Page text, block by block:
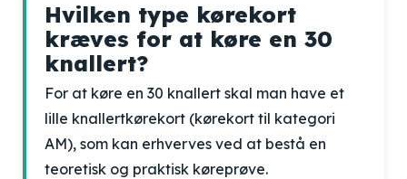
Hvilken type kørekort
kræves for at køre en 30
knallert?
For at køre en 30 knallert skal man have et
lille knallertkørekort (kørekort til kategori
AM), som kan erhverves ved at bestå en
teoretisk og praktisk køreprøve.